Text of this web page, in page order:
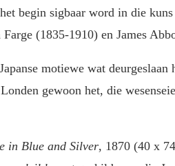
begin sigbaar word in die
Farge (1835-1910) en James
motiewe wat
gewoon het, die
in Blue and Silver, 1870 (40 x